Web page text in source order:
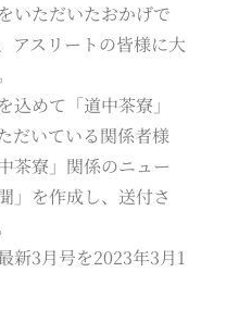
いただいたおかげで
アスリートの皆様に大
込めて「道中茶寮」
だいている関係者様
茶寮」関係のニュー
」を作成し、送付さ
新3月号を2023年3月1